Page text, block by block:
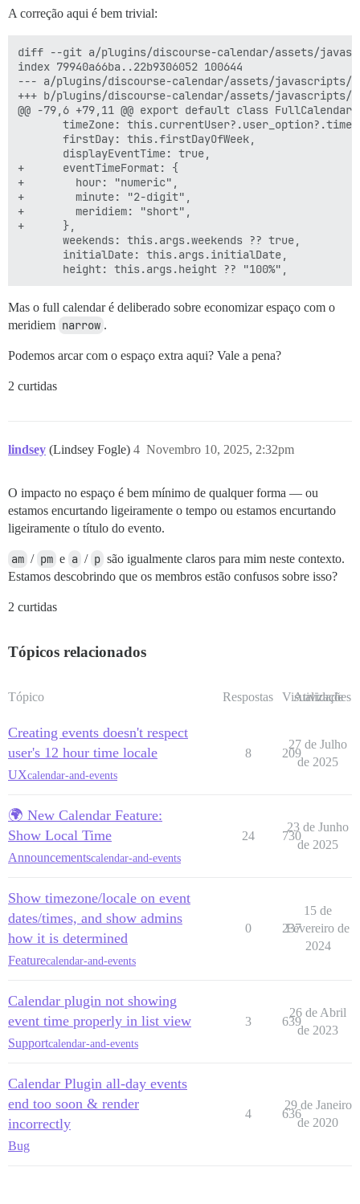
A correção aqui é bem trivial:
diff --git a/plugins/discourse-calendar/assets/
index 79940a66ba..22b9306052 100644
--- a/plugins/discourse-calendar/assets/javascripts/
+++ b/plugins/discourse-calendar/assets/javascripts/
@@ -79,6 +79,11 @@ export default class FullCalendar
timeZone:
       firstDay: this.firstDayOfWeek,
       displayEventTime: true,
+      eventTimeFormat: {
+        hour: "numeric",
+        minute: "2-digit",
+        meridiem: "short",
+      },
       weekends: this.args.weekends ?? true,
       initialDate: this.args.initialDate,
Mas o full calendar é deliberado sobre economizar espaço com o
meridiem narrow .
Podemos arcar com o espaço extra aqui? Vale a pena?
2 curtidas
lindsey (Lindsey Fogle) Novembro 10, 2025, 2:32pm
4
O impacto no espaço é bem mínimo de qualquer forma — ou
estamos encurtando ligeiramente o tempo ou estamos encurtando
ligeiramente o título do evento.
am / pm e a / p são igualmente claros para mim neste contexto.
Estamos descobrindo que os membros estão confusos sobre isso?
2 curtidas
Tópicos relacionados
Tópico Respostas Visualizações
Atividade
Creating events doesn't respect
user's 12 hour time locale
UXcalendar-and-events
8 209
27 de Julho
de 2025
🌍 New Calendar Feature:
Show Local Time
Announcementscalendar-and-events
24 730
23 de Junho
de 2025
Show timezone/locale on event
dates/times, and show admins
how it is determined
Featurecalendar-and-events
0 237
15 de
Fevereiro de
2024
Calendar plugin not showing
event time properly in list view
Supportcalendar-and-events
3 639
26 de Abril
de 2023
Calendar Plugin all-day events
end too soon & render
incorrectly
Bug
4 636
29 de Janeiro
de 2020